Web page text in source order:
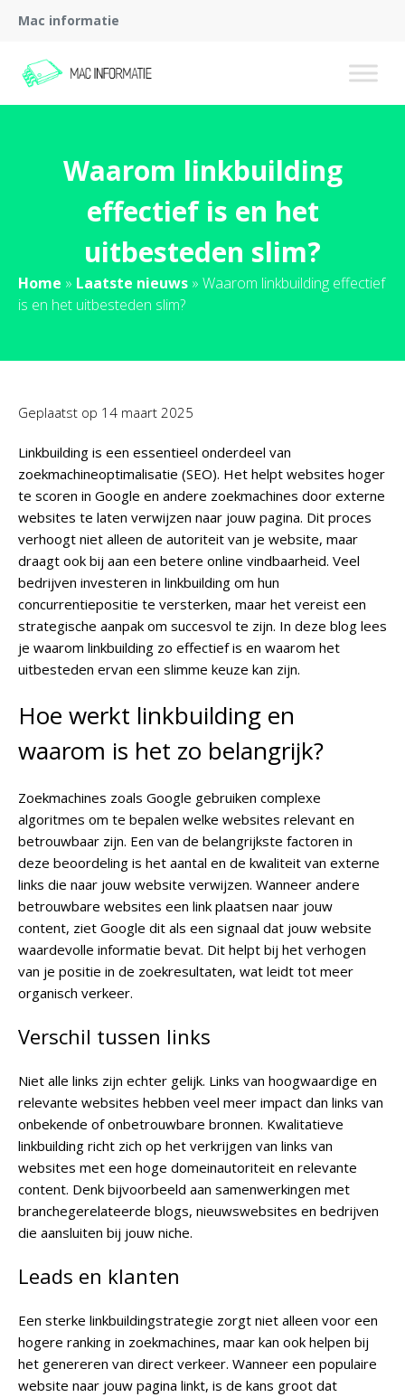
Mac informatie
Waarom linkbuilding
effectief is en het
uitbesteden slim?
Home » Laatste nieuws » Waarom linkbuilding effectief
is en het uitbesteden slim?
Geplaatst op 14 maart 2025
Linkbuilding is een essentieel onderdeel van
zoekmachineoptimalisatie (SEO). Het helpt websites hoger
te scoren in Google en andere zoekmachines door externe
websites te laten verwijzen naar jouw pagina. Dit proces
verhoogt niet alleen de autoriteit van je website, maar
draagt ook bij aan een betere online vindbaarheid. Veel
bedrijven investeren in linkbuilding om hun
concurrentiepositie te versterken, maar het vereist een
strategische aanpak om succesvol te zijn. In deze blog lees
je waarom linkbuilding zo effectief is en waarom het
uitbesteden ervan een slimme keuze kan zijn.
Hoe werkt linkbuilding en
waarom is het zo belangrijk?
Zoekmachines zoals Google gebruiken complexe
algoritmes om te bepalen welke websites relevant en
betrouwbaar zijn. Een van de belangrijkste factoren in
deze beoordeling is het aantal en de kwaliteit van externe
links die naar jouw website verwijzen. Wanneer andere
betrouwbare websites een link plaatsen naar jouw
content, ziet Google dit als een signaal dat jouw website
waardevolle informatie bevat. Dit helpt bij het verhogen
van je positie in de zoekresultaten, wat leidt tot meer
organisch verkeer.
Verschil tussen links
Niet alle links zijn echter gelijk. Links van hoogwaardige en
relevante websites hebben veel meer impact dan links van
onbekende of onbetrouwbare bronnen. Kwalitatieve
linkbuilding richt zich op het verkrijgen van links van
websites met een hoge domeinautoriteit en relevante
content. Denk bijvoorbeeld aan samenwerkingen met
branchegerelateerde blogs, nieuwswebsites en bedrijven
die aansluiten bij jouw niche.
Leads en klanten
Een sterke linkbuildingstrategie zorgt niet alleen voor een
hogere ranking in zoekmachines, maar kan ook helpen bij
het genereren van direct verkeer. Wanneer een populaire
website naar jouw pagina linkt, is de kans groot dat